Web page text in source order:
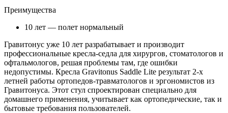
Преимущества
10 лет — полет нормальный
Гравитонус уже 10 лет разрабатывает и производит
профессиональные кресла-седла для хирургов, стоматологов и
офтальмологов, решая проблемы там, где ошибки
недопустимы. Кресла Gravitonus Saddle Lite результат 2-х
летней работы ортопедов-травматологов и эргономистов из
Гравитонуса. Этот стул спроектирован специально для
домашнего применения, учитывает как ортопедические, так и
бытовые требования пользователей.